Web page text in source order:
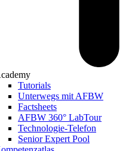
Tutorials
Unterwegs mit AFBW
Factsheets
AFBW 360° LabTour
Technologie-Telefon
Senior Expert Pool